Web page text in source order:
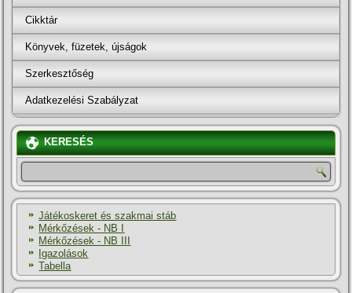
Cikktár
Könyvek, füzetek, újságok
Szerkesztőség
Adatkezelési Szabályzat
KERESÉS
Játékoskeret és szakmai stáb
Mérkőzések - NB I
Mérkőzések - NB III
Igazolások
Tabella